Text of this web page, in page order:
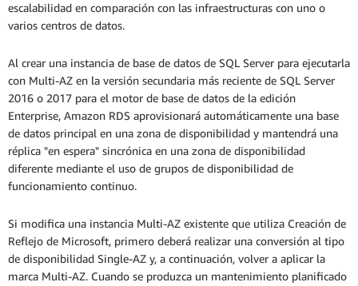
escalabilidad en comparación con las infraestructuras con uno o
varios centros de datos.
Al crear una instancia de base de datos de SQL Server para ejecutarla
con Multi-AZ en la versión secundaria más reciente de SQL Server
2016 o 2017 para el motor de base de datos de la edición
Enterprise, Amazon RDS aprovisionará automáticamente una base
de datos principal en una zona de disponibilidad y mantendrá una
réplica "en espera" sincrónica en una zona de disponibilidad
diferente mediante el uso de grupos de disponibilidad de
funcionamiento continuo.
Si modifica una instancia Multi-AZ existente que utiliza Creación de
Reflejo de Microsoft, primero deberá realizar una conversión al tipo
de disponibilidad Single-AZ y, a continuación, volver a aplicar la
marca Multi-AZ. Cuando se produzca un mantenimiento planificado